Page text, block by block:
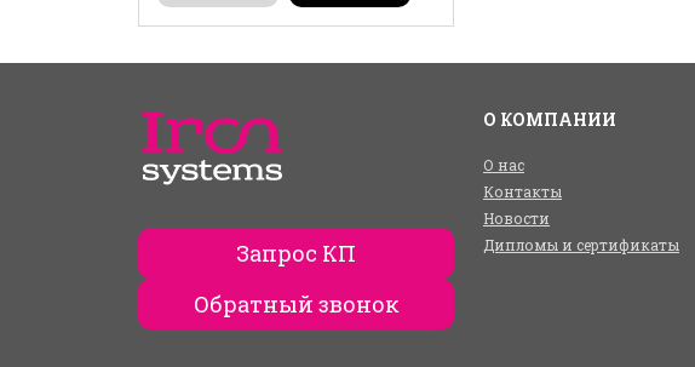
Запрос КП
Обратный звонок
О КОМПАНИИ
О нас
Контакты
Новости
Дипломы и сертификаты